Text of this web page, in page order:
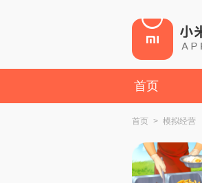
首页
首页 > 模拟经营